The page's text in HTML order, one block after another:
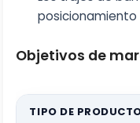
posicionamiento
Objetivos de
TIPO DE